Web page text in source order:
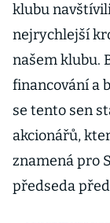
klubu
nejrychlejší
našem klubu.
financování a
se tento sen
akcionářů,
znamená pro
předseda